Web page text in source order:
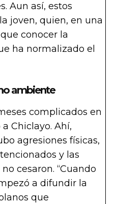
Aun así, estos
joven, quien, en una
conocer la
ha normalizado el
ambiente
complicados en
Chiclayo. Ahí,
agresiones físicas,
y las
cesaron. “Cuando
a difundir la
que